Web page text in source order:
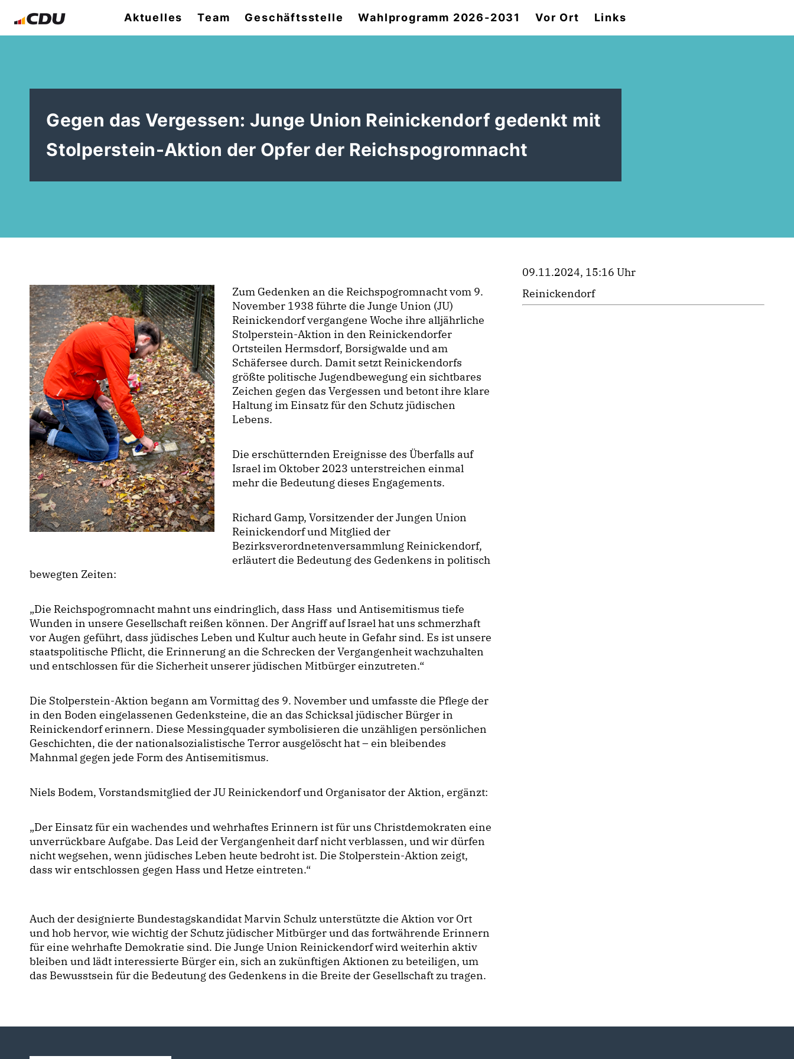
Aktuelles Team Geschäftsstelle Wahlprogramm 2026-2031 Vor Ort Links
Gegen das Vergessen: Junge Union Reinickendorf gedenkt mit
Stolperstein-Aktion der Opfer der Reichspogromnacht
Zum Gedenken an die Reichspogromnacht vom 9.
November 1938 führte die Junge Union (JU)
Reinickendorf vergangene Woche ihre alljährliche
Stolperstein-Aktion in den Reinickendorfer
Ortsteilen Hermsdorf, Borsigwalde und am
Schäfersee durch. Damit setzt Reinickendorfs
größte politische Jugendbewegung ein sichtbares
Zeichen gegen das Vergessen und betont ihre klare
Haltung im Einsatz für den Schutz jüdischen
Lebens.
Die erschütternden Ereignisse des Überfalls auf
Israel im Oktober 2023 unterstreichen einmal
mehr die Bedeutung dieses Engagements.
Richard Gamp, Vorsitzender der Jungen Union
Reinickendorf und Mitglied der
Bezirksverordnetenversammlung Reinickendorf,
erläutert die Bedeutung des Gedenkens in politisch
bewegten Zeiten:
Die Reichspogromnacht mahnt uns eindringlich, dass Hass und Antisemitismus tiefe
Wunden in unsere Gesellschaft reißen können. Der Angriff auf Israel hat uns schmerzhaft
vor Augen geführt, dass jüdisches Leben und Kultur auch heute in Gefahr sind. Es ist unsere
staatspolitische Pflicht, die Erinnerung an die Schrecken der Vergangenheit wachzuhalten
und entschlossen für die Sicherheit unserer jüdischen Mitbürger einzutreten.“
Die Stolperstein-Aktion begann am Vormittag des 9. November und umfasste die Pflege der
in den Boden eingelassenen Gedenksteine, die an das Schicksal jüdischer Bürger in
Reinickendorf erinnern. Diese Messingquader symbolisieren die unzähligen persönlichen
Geschichten, die der nationalsozialistische Terror ausgelöscht hat – ein bleibendes
Mahnmal gegen jede Form des Antisemitismus.
Niels Bodem, Vorstandsmitglied der JU Reinickendorf und Organisator der Aktion, ergänzt:
Der Einsatz für ein wachendes und wehrhaftes Erinnern ist für uns Christdemokraten eine
unverrückbare Aufgabe. Das Leid der Vergangenheit darf nicht verblassen, und wir dürfen
nicht wegsehen, wenn jüdisches Leben heute bedroht ist. Die Stolperstein-Aktion zeigt,
dass wir entschlossen gegen Hass und Hetze eintreten.“
Auch der designierte Bundestagskandidat Marvin Schulz unterstützte die Aktion vor Ort
und hob hervor, wie wichtig der Schutz jüdischer Mitbürger und das fortwährende Erinnern
für eine wehrhafte Demokratie sind. Die Junge Union Reinickendorf wird weiterhin aktiv
bleiben und lädt interessierte Bürger ein, sich an zukünftigen Aktionen zu beteiligen, um
das Bewusstsein für die Bedeutung des Gedenkens in die Breite der Gesellschaft zu tragen.
09.11.2024, 15:16 Uhr
Reinickendorf